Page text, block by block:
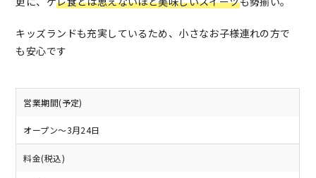
キッズランドも充実しているため、小さなお子様連れの方で
も安心です
営業期間(予定)
オープン～3月24日
料金(税込)